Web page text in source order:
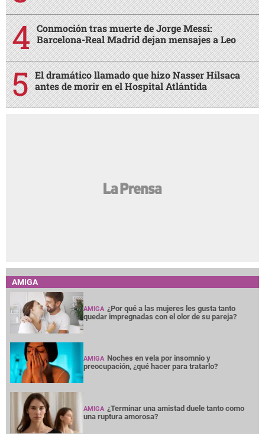
Conmoción tras muerte de Jorge Messi:
Barcelona-Real Madrid dejan mensajes a Leo
El dramático llamado que hizo Nasser Hilsaca
antes de morir en el Hospital Atlántida
AMIGA
AMIGA ¿Por qué a las mujeres les gusta tanto
quedar impregnadas con el olor de su pareja?
AMIGA Noches en vela por insomnio y
preocupación, ¿qué hacer para tratarlo?
AMIGA ¿Terminar una amistad duele tanto como
una ruptura amorosa?